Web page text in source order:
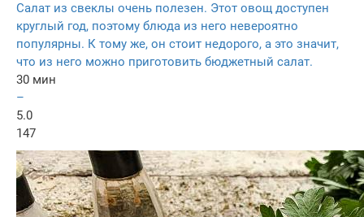
Салат из свеклы очень полезен. Этот овощ доступен
круглый год, поэтому блюда из него невероятно
популярны. К тому же, он стоит недорого, а это значит,
что из него можно приготовить бюджетный салат.
30 мин
–
5.0
147